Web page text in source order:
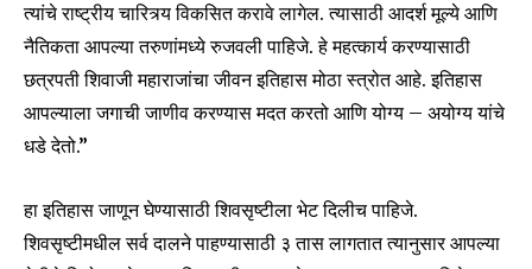
त्यांचे राष्ट्रीय चारित्र्य विकसित करावे लागेल. त्यासाठी आदर्श मूल्ये आणि
नैतिकता आपल्या तरुणांमध्ये रुजवली पाहिजे. हे महत्कार्य करण्यासाठी
छत्रपती शिवाजी महाराजांचा जीवन इतिहास मोठा स्त्रोत आहे. इतिहास
आपल्याला जगाची जाणीव करण्यास मदत करतो आणि योग्य – अयोग्य यांचे
धडे देतो.”
हा इतिहास जाणून घेण्यासाठी शिवसृष्टीला भेट दिलीच पाहिजे.
शिवसृष्टीमधील सर्व दालने पाहण्यासाठी ३ तास लागतात त्यानुसार आपल्या